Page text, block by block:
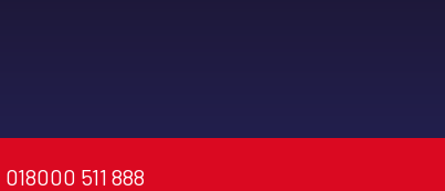
511 888